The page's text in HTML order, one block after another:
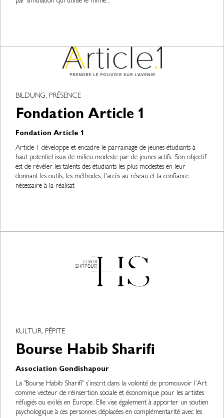
BILDUNG, PRÉSENCE
Fondation Article 1
Fondation Article 1
Article 1 développe et encadre le parrainage de jeunes étudiants à
haut potentiel issus de milieu modeste par de jeunes actifs. Son objectif
est de révéler les talents des étudiants les plus modestes en leur
donnant les outils, les méthodes, l'accès au réseau et la confiance
nécessaire à la réalisat
KULTUR, PÉPITE
Bourse Habib Sharifi
Association Gondishapour
La "Bourse Habib Sharifi" s’inscrit dans la volonté de promouvoir l’Art
comme vecteur de réinsertion sociale et économique pour les artistes
réfugiés ou exilés en Europe. Elle vise également à apporter un soutien
psychologique à ces personnes déplacées en complémentarité avec les